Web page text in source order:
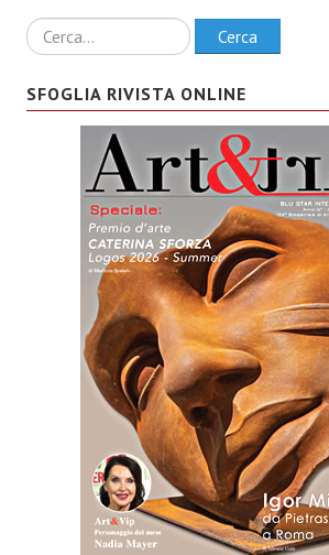
Ricerca Cerca
SFOGLIA RIVISTA ONLINE